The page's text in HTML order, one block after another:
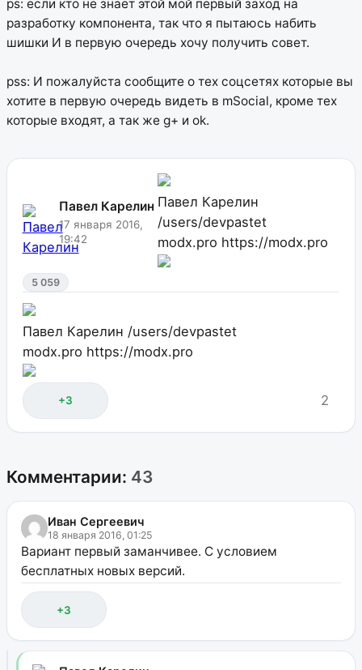
ps: если кто не знает этой мой первый заход на
разработку компонента, так что я пытаюсь набить
шишки И в первую очередь хочу получить совет.
pss: И пожалуйста сообщите о тех соцсетях которые вы
хотите в первую очередь видеть в mSocial, кроме тех
которые входят, а так же g+ и ok.
Павел Карелин
17 января 2016,
19:42
Павел Карелин
/users/devpastet
modx.pro https://modx.pro
5 059
Павел Карелин /users/devpastet
modx.pro https://modx.pro
+3 2
Комментарии: 43
Иван Сергеевич
18 января 2016, 01:25
Вариант первый заманчивее. С условием
бесплатных новых версий.
+3